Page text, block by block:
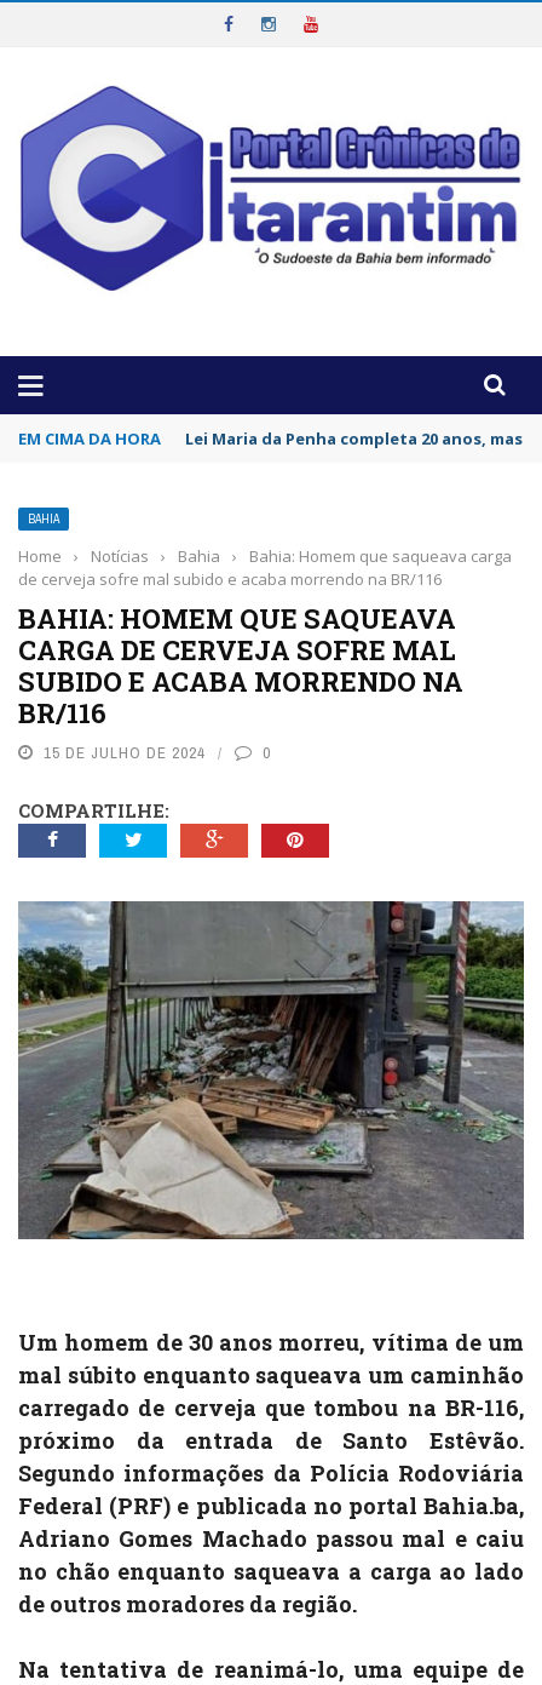
EM CIMA DA HORA Lei Maria da Penha completa 20 anos,
BAHIA
Home › Notícias › Bahia ›
Bahia: Homem que saqueava carga
de cerveja sofre mal subido e acaba morrendo na BR/116
BAHIA: HOMEM QUE SAQUEAVA
CARGA DE CERVEJA SOFRE MAL
SUBIDO E ACABA MORRENDO NA
BR/116
15 DE JULHO DE 2024 0
COMPARTILHE:
Um homem de 30 anos morreu, vítima de um
mal súbito enquanto saqueava um caminhão
carregado de cerveja que tombou na BR-116,
próximo da entrada de Santo Estêvão.
Segundo informações da Polícia Rodoviária
Federal (PRF) e publicada no portal Bahia.ba,
Adriano Gomes Machado passou mal e caiu
no chão enquanto saqueava a carga ao lado
de outros moradores da região.
Na tentativa de reanimá-lo, uma equipe de